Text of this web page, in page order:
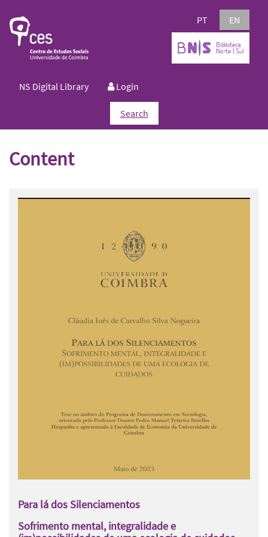
PT EN
NS Digital Library Login
Search
Content
Para lá dos Silenciamentos
Sofrimento mental, integralidade e